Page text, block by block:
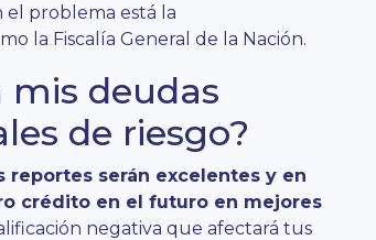
problema está la
la Fiscalía General de la Nación.
mis deudas
de riesgo?
serán excelentes y en
crédito en el futuro en mejores
negativa que afectará tus